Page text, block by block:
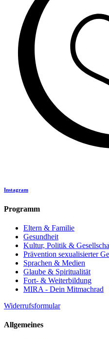
Instagram
Programm
Eltern & Familie
Gesundheit
Kultur, Politik &
Prävention sexualisierter
Sprachen & Medien
Glaube & Spiritualität
Fort- & Weiterbildung
MIRA - Dein Mitmachrad
Widerrufsformular
Allgemeines